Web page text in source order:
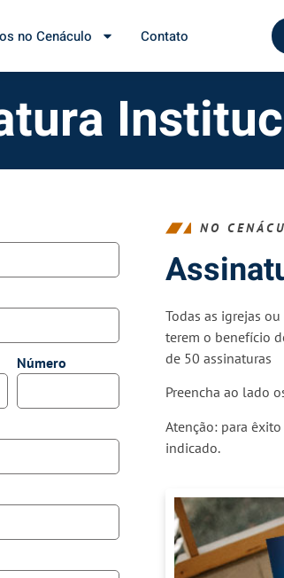
no Cenáculo Contato
Número
NO
Todas as igrejas
terem o benefício
de 50 assinaturas
Preencha ao lado
Atenção: para
indicado.